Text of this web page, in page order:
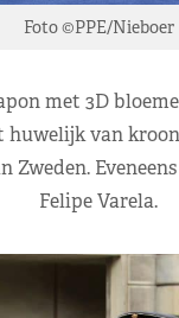
Foto ©PPE/Nieboer
met 3D
huwelijk van
Zweden.
Felipe Varela.